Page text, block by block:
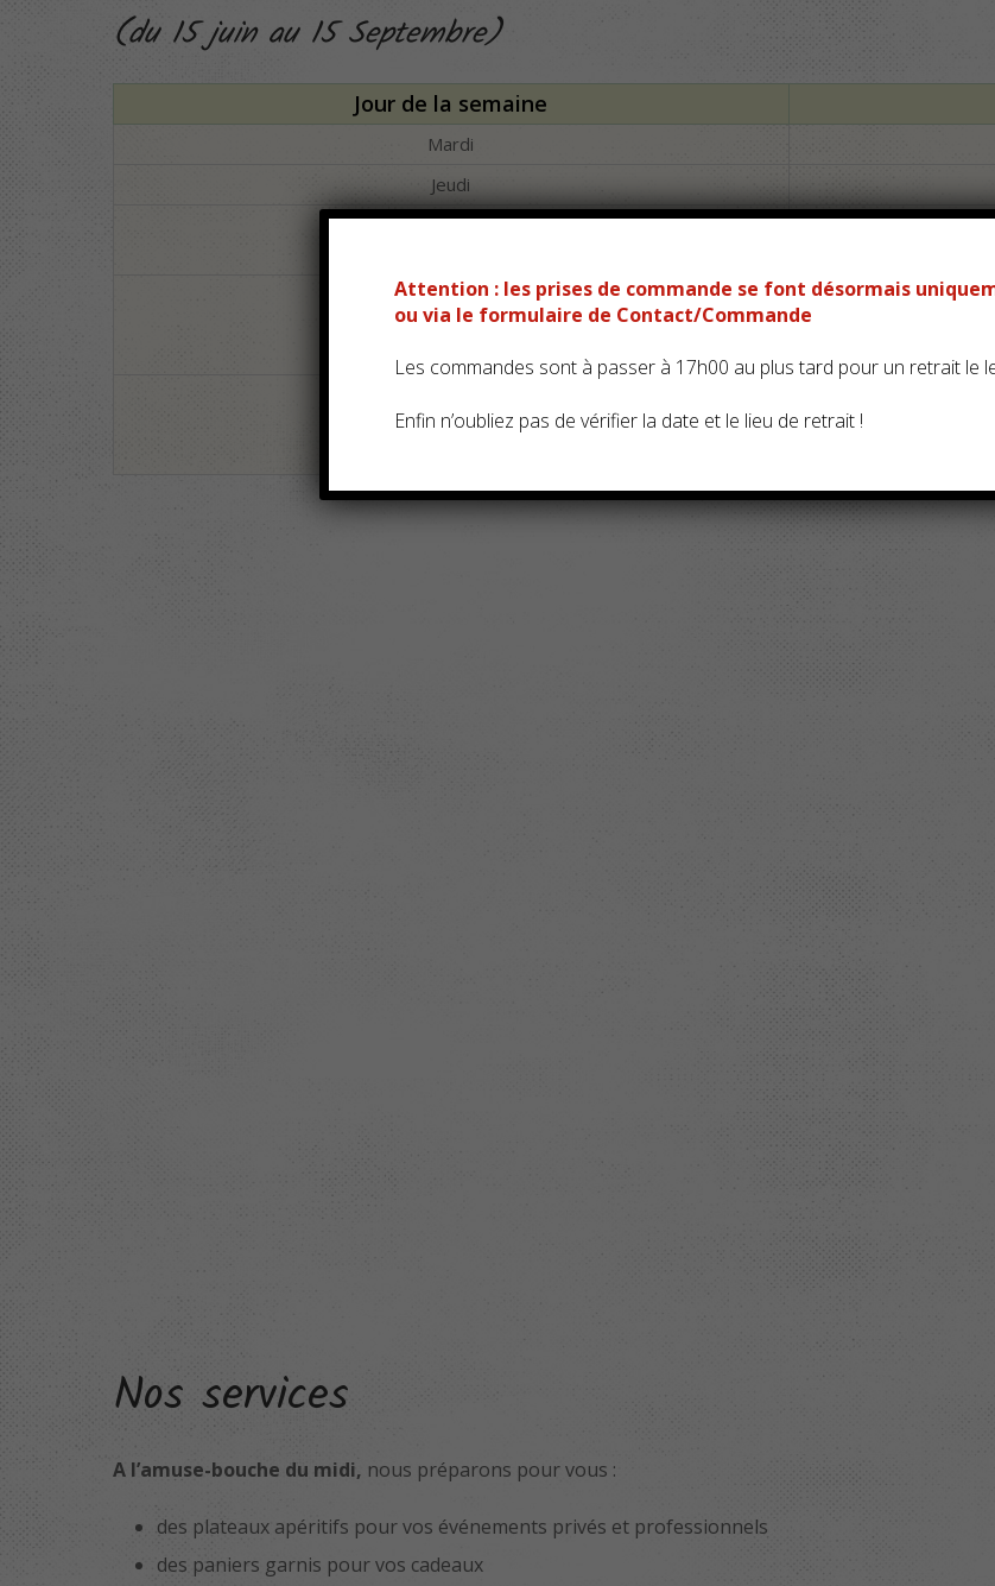
(du 15 juin au 15 Septembre)
Jour de la semaine
Mardi
Jeudi
Vendredi
Samedi
Nos services
A l’amuse-bouche du midi, nous préparons pour vous :
des plateaux apéritifs pour vos événements privés et professionnels
des paniers garnis pour vos cadeaux
Attention : les prises de commande se font désormais
ou via le formulaire de Contact/Commande
Les commandes sont à passer à 17h00 au plus tard pour un retrait le
Enfin n’oubliez pas de vérifier la date et le lieu de retrait !